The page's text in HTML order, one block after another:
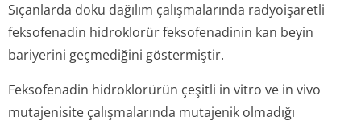
Sıçanlarda doku dağılım çalışmalarında radyoişaretli
feksofenadin hidroklorür feksofenadinin kan beyin
bariyerini geçmediğini göstermiştir.
Feksofenadin hidroklorürün çeşitli in vitro ve in vivo
mutajenisite çalışmalarında mutajenik olmadığı